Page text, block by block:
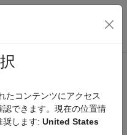
ゲーション メ
たコンテンツにアクセス
できます。現在の位置情
奨します: United States